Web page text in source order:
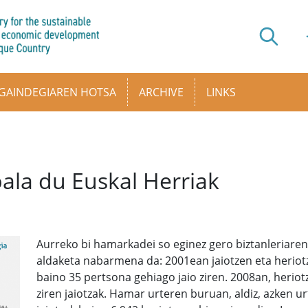
HOTSA ARCHIVE LINKS
du Euskal Herriak
Aurreko bi hamarkadei so eginez gero
aldaketa nabarmena da: 2001ean jaiotzen eta
baino 35 pertsona gehiago jaio ziren. 2008an,
ziren jaiotzak. Hamar urteren buruan, aldiz, azken